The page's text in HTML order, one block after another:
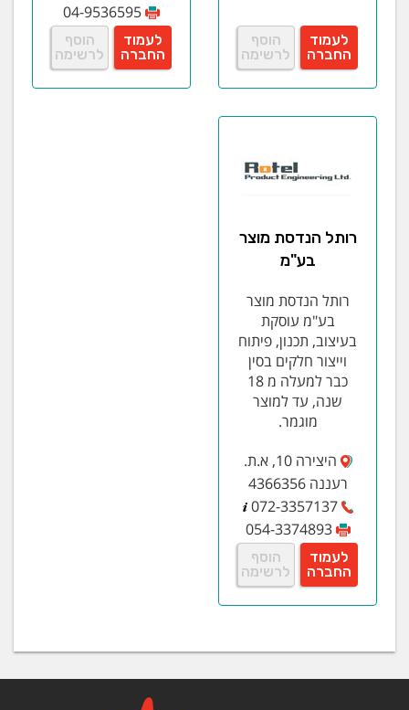
לעמוד
החברה
הוסף
לרשימה
04-9536595
לעמוד
החברה
הוסף
לרשימה
רותל הנדסת מוצר
בע"מ
רותל הנדסת מוצר
בע"מ עוסקת
בעיצוב, תכנון, פיתוח
וייצור חלקים בסין
כבר למעלה מ 18
שנה, עד למוצר
מוגמר.
היצירה 10, א.ת.
רעננה 4366356
072-3357137
054-3374893
לעמוד
החברה
הוסף
לרשימה